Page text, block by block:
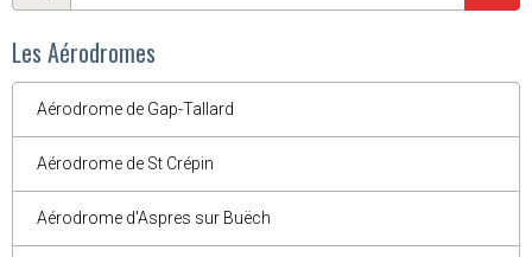
Les Aérodromes
Aérodrome de Gap-Tallard
Aérodrome de St Crépin
Aérodrome d'Aspres sur Buëch